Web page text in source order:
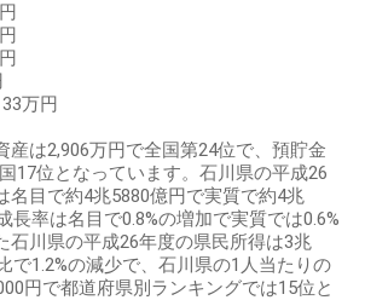
万円
産は2,906万円で全国第24位で、預貯金
17位となっています。石川県の平成26
名目で約4兆5880億円で実質で約4兆
長率は名目で0.8%の増加で実質では0.6%
石川県の平成26年度の県民所得は3兆
で1.2%の減少で、石川県の1人当たりの
円で都道府県別ランキングでは15位と